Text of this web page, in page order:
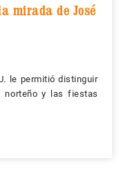
mirada de José
le permitió distinguir
norteño y las fiestas